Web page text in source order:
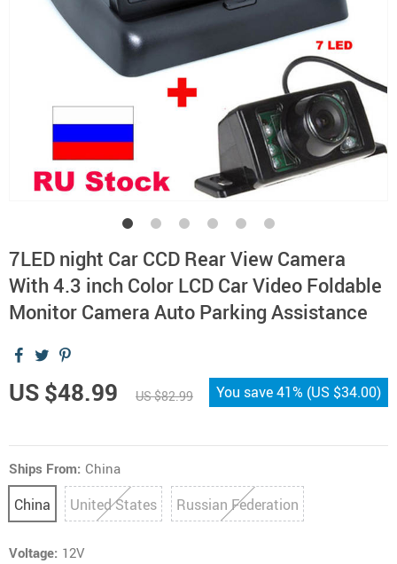
7LED night Car CCD Rear View Camera
With 4.3 inch Color LCD Car Video Foldable
Monitor Camera Auto Parking Assistance
US $48.99 US $82.99 You save41% (US $34.00)
Ships From: China
China United States Russian Federation
Voltage: 12V